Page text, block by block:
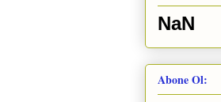
NaN
Abone Ol: